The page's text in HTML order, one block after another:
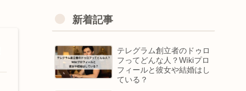
新着記事
テレグラム創立者のドゥロ
フってどんな人？Wikiプロ
フィールと彼女や結婚はし
ている？